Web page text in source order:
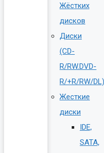
Жёстких
дисков
Диски
(CD-
R/RW.DVD-
R/+R/RW/DL)
Жесткие
диски
IDE,
SATA,